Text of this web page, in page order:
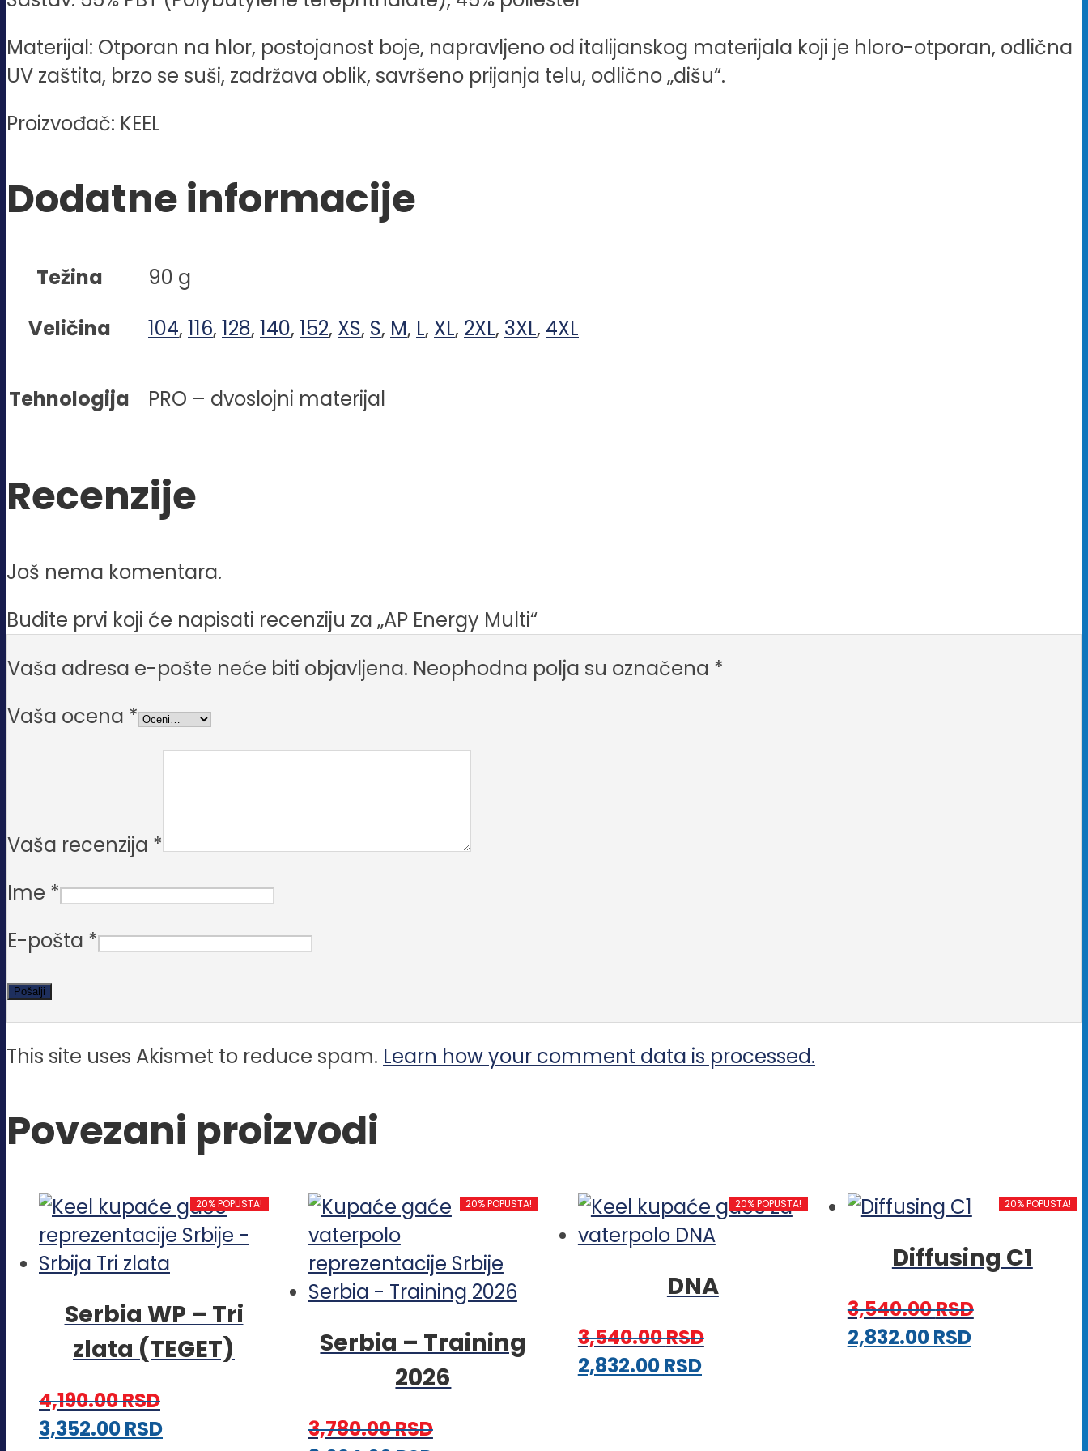
Materijal: Otporan na hlor, postojanost boje, napravljeno od italijanskog materijala koji je hloro-otporan, odlična
UV zaštita, brzo se suši, zadržava oblik, savršeno prijanja telu, odlično „dišu“.
Proizvođač: KEEL
Dodatne informacije
Težina
90 g
Veličina
104, 116, 128, 140, 152, XS, S, M, L, XL, 2XL, 3XL, 4XL
Tehnologija PRO – dvoslojni materijal
Recenzije
Još nema komentara.
Budite prvi koji će napisati recenziju za „AP Energy Multi“
Vaša adresa e-pošte neće biti objavljena. Neophodna polja su označena *
Vaša ocena *
Vaša recenzija *
Ime *
E-pošta *
This site uses Akismet to reduce spam. Learn how your comment data is processed.
Povezani proizvodi
20% POPUSTA!
Serbia WP – Tri
zlata (TEGET)
4,190.00RSD
3,352.00RSDOvaj
20% POPUSTA!
Serbia – Training
2026
3,780.00RSD
20% POPUSTA!
DNA
3,540.00RSD
2,832.00RSDOvaj
20% POPUSTA!
Diffusing C1
3,540.00RSD
2,832.00RSDOvaj